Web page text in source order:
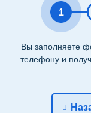
1
Вы заполняете
телефону и